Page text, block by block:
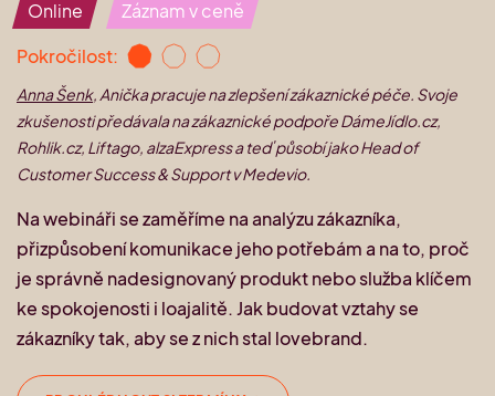
Naši mentoři
Konzultace s Lucií Audi
Offline akce
Setkání komunity PRAHA 2. 10.
2026
O nás
Kdo jsme
Kontakt
Online
Záznam v ceně
Pokročilost:
Anna Šenk, Anička pracuje na zlepšení zákaznické péče. Svoje
zkušenosti předávala na zákaznické podpoře DámeJídlo.cz,
Rohlik.cz, Liftago, alzaExpress a teď působí jako Head of
Customer Success & Support v Medevio.
Na webináři se zaměříme na analýzu zákazníka,
přizpůsobení komunikace jeho potřebám a na to, proč
je správně nadesignovaný produkt nebo služba klíčem
ke spokojenosti i loajalitě. Jak budovat vztahy se
zákazníky tak, aby se z nich stal lovebrand.